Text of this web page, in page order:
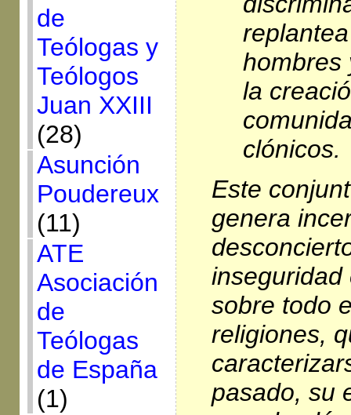
de
Teólogas y
Teólogos
Juan XXIII
(28)
Asunción
Poudereux
(11)
ATE
Asociación
de
Teólogas
de España
(1)
hombres
la
clónicos.
Este
genera
inseguridad
sobre todo
religiones,
pasado, su